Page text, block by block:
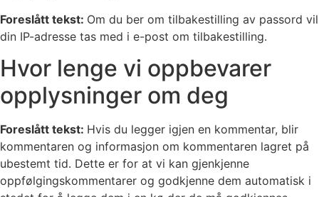
Foreslått tekst: Om du ber om tilbakestilling av passord vil
din IP-adresse tas med i e-post om tilbakestilling.
Hvor lenge vi oppbevarer
opplysninger om deg
Foreslått tekst: Hvis du legger igjen en kommentar, blir
kommentaren og informasjon om kommentaren lagret på
ubestemt tid. Dette er for at vi kan gjenkjenne
oppfølgingskommentarer og godkjenne dem automatisk i